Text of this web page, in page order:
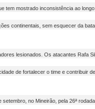
tem mostrado inconsistência ao
continentais, sem esquecer da
lesionados. Os atacantes
de fortalecer o time e contribuir
no Mineirão, pela 26ª